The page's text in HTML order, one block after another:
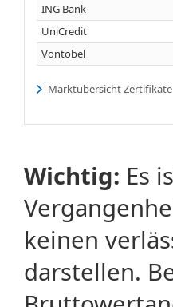
ING Bank
UniCredit
Vontobel
Marktübersicht Zertifikate
Wichtig: Es
keinen
darstellen.